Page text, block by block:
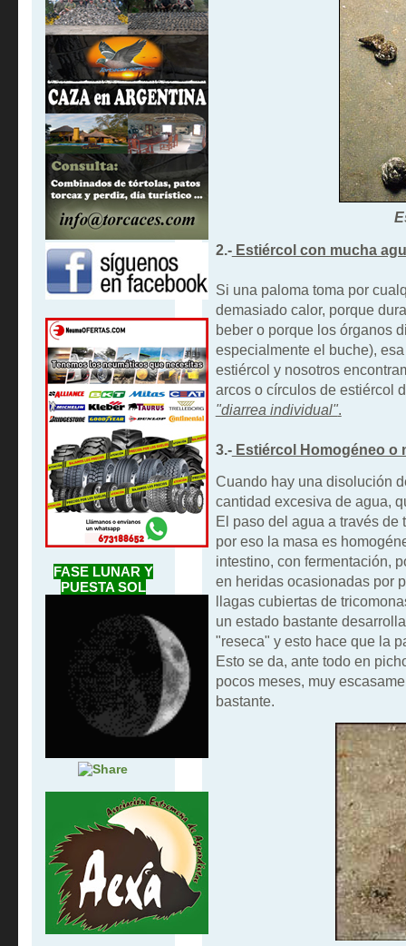
FASE LUNAR Y
PUESTA SOL
2.-Estiércol con mucha
Si una paloma toma por
demasiado calor, porque
beber o porque los órganos
especialmente el buche),
estiércol y nosotros
arcos o círculos de estiércol
"diarrea individual".
3.-Estiércol Homogéneo o
Cuando hay una disolución
cantidad excesiva de agua,
El paso del agua a través de
por eso la masa es
intestino, con fermentación,
en heridas ocasionadas por
llagas cubiertas de
un estado bastante
"reseca" y esto hace que la
Esto se da, ante todo en
pocos meses, muy
bastante.